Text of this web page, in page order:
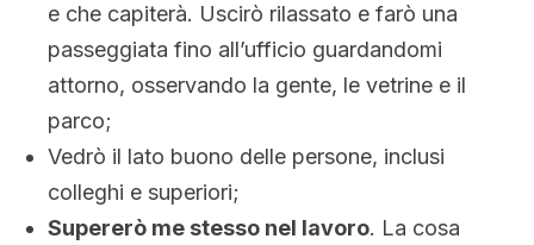
e che capiterà. Uscirò rilassato e farò una
passeggiata fino all’ufficio guardandomi
attorno, osservando la gente, le vetrine e il
parco;
Vedrò il lato buono delle persone, inclusi
colleghi e superiori;
Supererò me stesso nel lavoro. La cosa